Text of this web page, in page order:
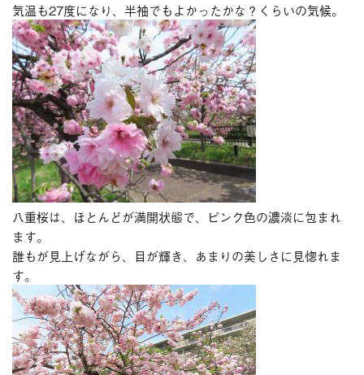
気温も27度になり、半袖でもよかったかな？くらいの気候。
八重桜は、ほとんどが満開状態で、ピンク色の濃淡に包まれ
ます。
誰もが見上げながら、目が輝き、あまりの美しさに見惚れま
す。